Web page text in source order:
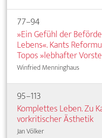
77–94
»Ein Gefühl der
Lebens«. Kants
Topos »lebhafter
Winfried Menninghaus
95–113
Komplettes Leben. Zu
vorkritischer Ästhetik
Jan Völker